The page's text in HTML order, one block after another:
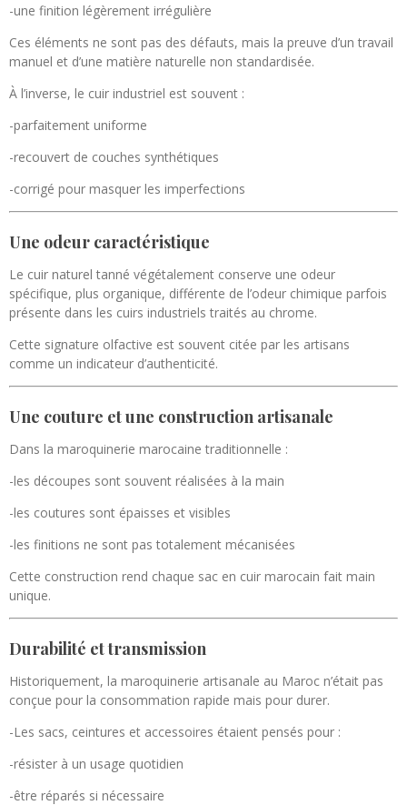
-une finition légèrement irrégulière
Ces éléments ne sont pas des défauts, mais la preuve d’un travail
manuel et d’une matière naturelle non standardisée.
À l’inverse, le cuir industriel est souvent :
-parfaitement uniforme
-recouvert de couches synthétiques
-corrigé pour masquer les imperfections
Une odeur caractéristique
Le cuir naturel tanné végétalement conserve une odeur
spécifique, plus organique, différente de l’odeur chimique parfois
présente dans les cuirs industriels traités au chrome.
Cette signature olfactive est souvent citée par les artisans
comme un indicateur d’authenticité.
Une couture et une construction artisanale
Dans la maroquinerie marocaine traditionnelle :
-les découpes sont souvent réalisées à la main
-les coutures sont épaisses et visibles
-les finitions ne sont pas totalement mécanisées
Cette construction rend chaque sac en cuir marocain fait main
unique.
Durabilité et transmission
Historiquement, la maroquinerie artisanale au Maroc n’était pas
conçue pour la consommation rapide mais pour durer.
-Les sacs, ceintures et accessoires étaient pensés pour :
-résister à un usage quotidien
-être réparés si nécessaire